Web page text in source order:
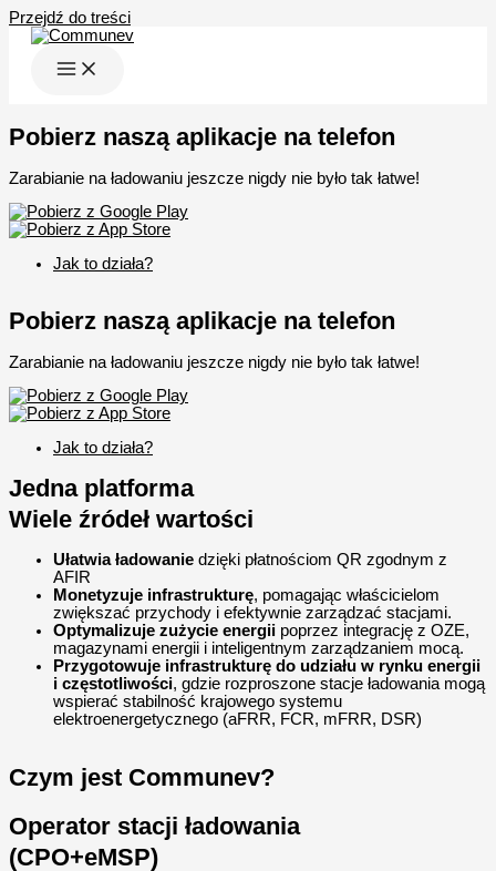
Przejdź do treści
Pobierz naszą aplikacje na telefon
Zarabianie na ładowaniu jeszcze nigdy nie było tak łatwe!
Jak to działa?
Pobierz naszą aplikacje na telefon
Zarabianie na ładowaniu jeszcze nigdy nie było tak łatwe!
Jak to działa?
Jedna platforma
Wiele źródeł wartości
Ułatwia ładowanie dzięki płatnościom QR zgodnym z
AFIR
Monetyzuje infrastrukturę, pomagając właścicielom
zwiększać przychody i efektywnie zarządzać stacjami.
Optymalizuje zużycie energii poprzez integrację z OZE,
magazynami energii i inteligentnym zarządzaniem mocą.
Przygotowuje infrastrukturę do udziału w rynku energii
i częstotliwości, gdzie rozproszone stacje ładowania mogą
wspierać stabilność krajowego systemu
elektroenergetycznego (aFRR, FCR, mFRR, DSR)
Czym jest Communev?
Operator stacji ładowania
(CPO+eMSP)